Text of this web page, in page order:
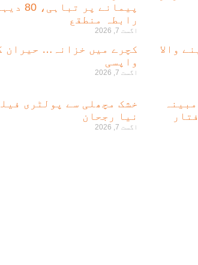
پیمانے پر
رابطہ منطقع
اگست 7, 2026
والا
کچرے میں خزانہ… حیران
واپسی
اگست 7, 2026
مبینہ
خشک مچھلی سے پولٹری
نیا رجحان
اگست 7, 2026